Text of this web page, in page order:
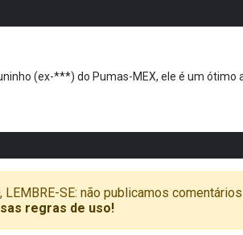
(ex-***) do Pumas-MEX, ele é um
LEMBRE-SE: não publicamos
regras de uso!